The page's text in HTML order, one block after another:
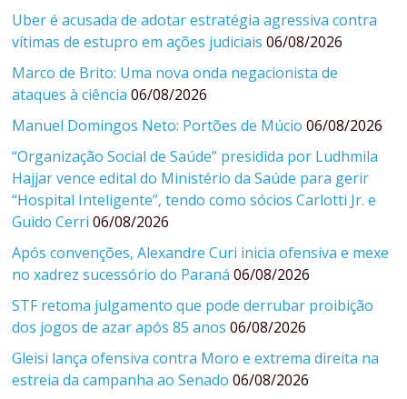
Uber é acusada de adotar estratégia agressiva contra
vítimas de estupro em ações judiciais 06/08/2026
Marco de Brito: Uma nova onda negacionista de
ataques à ciência 06/08/2026
Manuel Domingos Neto: Portões de Múcio 06/08/2026
“Organização Social de Saúde” presidida por Ludhmila
Hajjar vence edital do Ministério da Saúde para gerir
“Hospital Inteligente”, tendo como sócios Carlotti Jr. e
Guido Cerri 06/08/2026
Após convenções, Alexandre Curi inicia ofensiva e mexe
no xadrez sucessório do Paraná 06/08/2026
STF retoma julgamento que pode derrubar proibição
dos jogos de azar após 85 anos 06/08/2026
Gleisi lança ofensiva contra Moro e extrema direita na
estreia da campanha ao Senado 06/08/2026